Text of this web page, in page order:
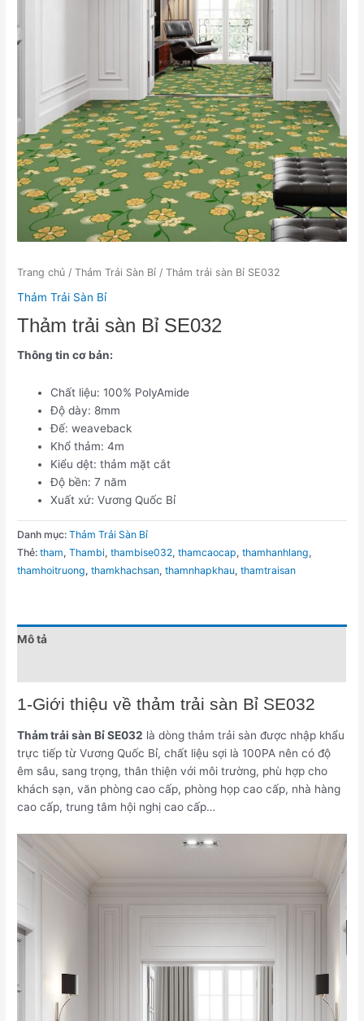
Trang chủ /Thảm Trải Sàn Bỉ / Thảm trải sàn Bỉ SE032
Thảm Trải Sàn Bỉ
Thảm trải sàn Bỉ SE032
Thông tin cơ bản:
Chất liệu: 100% PolyAmide
Độ dày: 8mm
Đế: weaveback
Khổ thảm: 4m
Kiểu dệt: thảm mặt cắt
Độ bền: 7 năm
Xuất xứ: Vương Quốc Bỉ
Danh mục:Thảm Trải Sàn Bỉ
Thẻ:tham,Thambi,thambise032,thamcaocap,thamhanhlang,
thamhoitruong,thamkhachsan,thamnhapkhau,thamtraisan
Mô tả
1-Giới thiệu về thảm trải sàn Bỉ SE032
Thảm trải sàn Bỉ SE032 là dòng thảm trải sàn được nhập khẩu
trực tiếp từ Vương Quốc Bỉ, chất liệu sợi là 100PA nên có độ
êm sâu, sang trọng, thân thiện với môi trường, phù hợp cho
khách sạn, văn phòng cao cấp, phòng họp cao cấp, nhà hàng
cao cấp, trung tâm hội nghị cao cấp…